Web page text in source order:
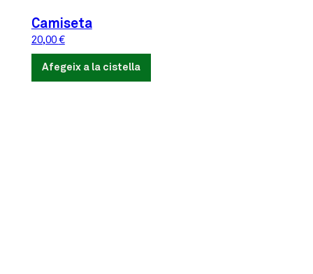
Camiseta
20,00 €
Afegeix a la cistella